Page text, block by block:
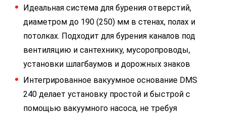
Идеальная система для бурения отверстий,
диаметром до 190 (250) мм в стенах, полах и
потолках. Подходит для бурения каналов под
вентиляцию и сантехнику, мусоропроводы,
установки шлагбаумов и дорожных знаков
Интегрированное вакуумное основание DMS
240 делает установку простой и быстрой с
помощью вакуумного насоса, не требуя